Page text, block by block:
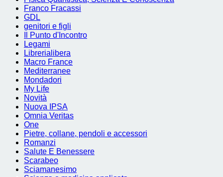
Franco Fracassi
GDL
genitori e figli
Il Punto d'Incontro
Legami
Librerialibera
Macro France
Mediterranee
Mondadori
My Life
Novità
Nuova IPSA
Omnia Veritas
One
Pietre, collane, pendoli e accessori
Romanzi
Salute E Benessere
Scarabeo
Sciamanesimo